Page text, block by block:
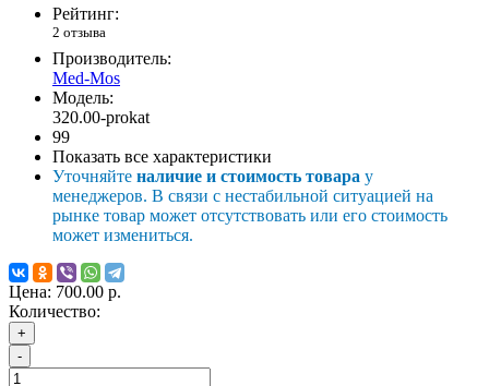
Рейтинг:
2 отзыва
Производитель:
Med-Mos
Модель:
320.00-prokat
99
Показать все характеристики
Уточняйте наличие и стоимость товара у
менеджеров. В связи с нестабильной ситуацией на
рынке товар может отсутствовать или его стоимость
может измениться.
Цена: 700.00 р.
Количество:
+
-